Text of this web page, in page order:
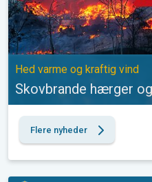
Hed varme og kraftig vind
Skovbrande hærger
Flere nyheder